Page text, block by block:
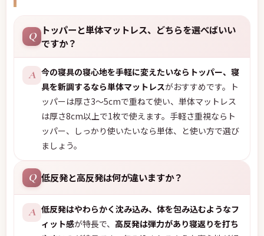
Q
トッパーと単体マットレス、どちらを選べばいい
ですか？
A 今の寝具の寝心地を手軽に変えたいならトッパー、寝
具を新調するなら単体マットレスがおすすめです。ト
ッパーは厚さ3〜5cmで重ねて使い、単体マットレス
は厚さ8cm以上で1枚で使えます。手軽さ重視ならト
ッパー、しっかり使いたいなら単体、と使い方で選び
ましょう。
Q 低反発と高反発は何が違いますか？
A 低反発はやわらかく沈み込み、体を包み込むようなフ
ィット感が特長で、 高反発は弾力があり寝返りを打ち